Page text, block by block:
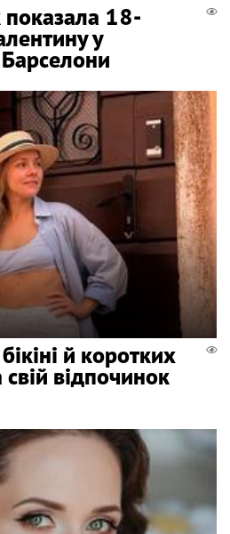
показала 18-
у
й коротких
відпочинок